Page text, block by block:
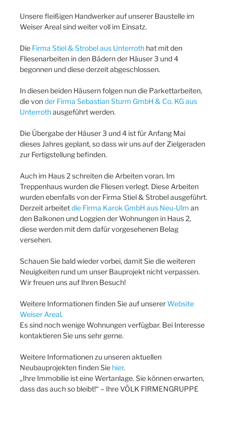
Unsere fleißigen Handwerker auf unserer Baustelle im
Weiser Areal sind weiter voll im Einsatz.
Die Firma Stiel & Strobel aus Unterroth hat mit den
Fliesenarbeiten in den Bädern der Häuser 3 und 4
begonnen und diese derzeit abgeschlossen.
In diesen beiden Häusern folgen nun die Parkettarbeiten,
die vonder Firma Sebastian Sturm GmbH & Co. KG aus
Unterrothausgeführt werden.
Die Übergabe der Häuser 3 und 4 ist für Anfang Mai
dieses Jahres geplant, so dass wir uns auf der Zielgeraden
zur Fertigstellung befinden.
Auch im Haus 2 schreiten die Arbeiten voran. Im
Treppenhaus wurden die Fliesen verlegt. Diese Arbeiten
wurden ebenfalls von der Firma Stiel & Strobel ausgeführt.
Derzeit arbeitetdie Firma Karok GmbH aus Neu-Ulm an
den Balkonen und Loggien der Wohnungen in Haus 2,
diese werden mit dem dafür vorgesehenen Belag
versehen.
Schauen Sie bald wieder vorbei, damit Sie die weiteren
Neuigkeiten rund um unser Bauprojekt nicht verpassen.
Wir freuen uns auf Ihren Besuch!
Weitere Informationen finden Sie auf unsererWebsite
Weiser Areal.
Es sind noch wenige Wohnungen verfügbar. Bei Interesse
kontaktieren Sie uns sehr gerne.
Weitere Informationen zu unseren aktuellen
Neubauprojekten finden Sie hier.
„Ihre Immobilie ist eine Wertanlage. Sie können erwarten,
dass das auch so bleibt!“ – Ihre VÖLK FIRMENGRUPPE